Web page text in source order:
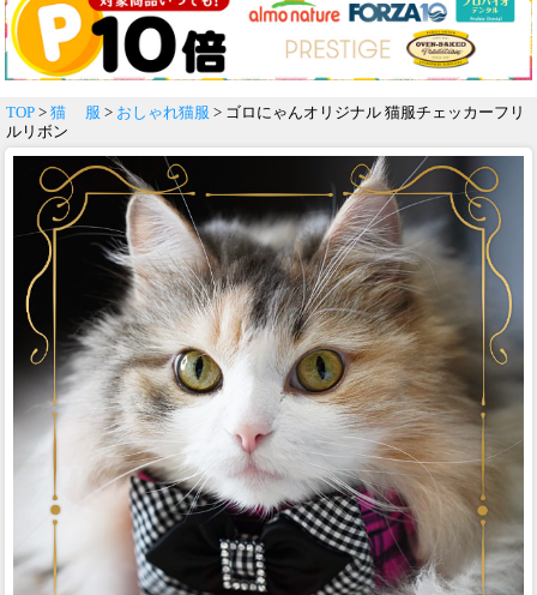
TOP > 猫 服 > おしゃれ猫服 > ゴロにゃんオリジナル 猫服チェッカーフリ
ルリボン